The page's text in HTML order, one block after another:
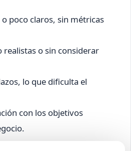
poco claros, sin métricas
realistas o sin considerar
lo que dificulta el
con los objetivos